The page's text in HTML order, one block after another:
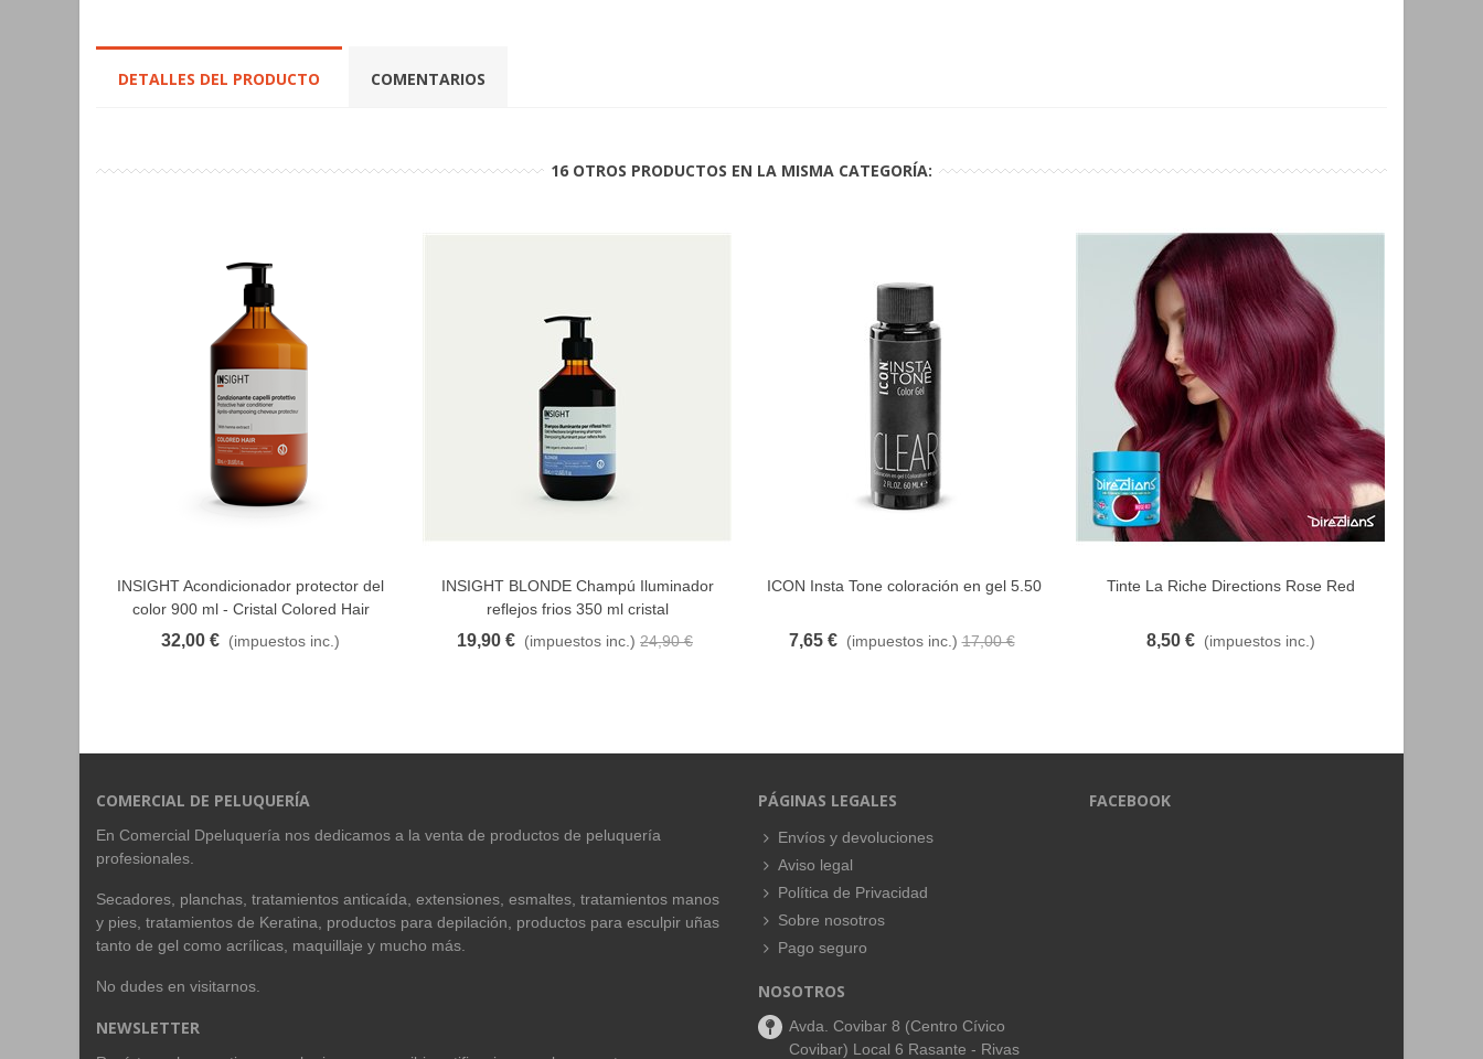
DETALLES DEL PRODUCTO COMENTARIOS
16 OTROS PRODUCTOS EN LA MISMA CATEGORÍA:
FAVORITO
INSIGHT Acondicionador protector del
color 900 ml - Cristal Colored Hair
32,00 € (impuestos inc.)
FAVORITO
INSIGHT BLONDE Champú Iluminador
reflejos frios 350 ml cristal
19,90 € (impuestos inc.) 24,90 €
FAVORITO
ICON Insta Tone coloración en gel 5.50
7,65 € (impuestos inc.) 17,00 €
FAVORITO
Tinte La Riche Directions Rose Red
8,50 € (impuestos inc.)
COMERCIAL DE PELUQUERÍA
En Comercial Dpeluquería nos dedicamos a la venta de productos de peluquería
profesionales.
Secadores, planchas, tratamientos anticaída, extensiones, esmaltes, tratamientos manos
y pies, tratamientos de Keratina, productos para depilación, productos para esculpir uñas
tanto de gel como acrílicas, maquillaje y mucho más.
No dudes en visitarnos.
NEWSLETTER
PÁGINAS LEGALES
Envíos y devoluciones
Aviso legal
Política de Privacidad
Sobre nosotros
Pago seguro
NOSOTROS
Avda. Covibar 8 (Centro Cívico
Covibar) Local 6 Rasante - Rivas
FACEBOOK